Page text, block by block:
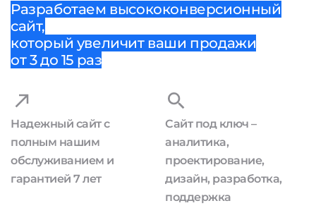
Разработаем высококонверсионный
сайт,
который увеличит ваши продажи
от 3 до 15 раз
Надежный сайт с
полным нашим
обслуживанием и
гарантией 7 лет
Сайт под ключ –
аналитика,
проектирование,
дизайн, разработка,
поддержка